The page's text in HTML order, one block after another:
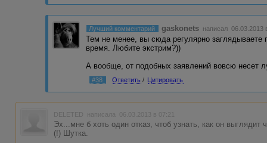
Лучший комментарий gaskonets написал 06.03.2013
Тем не менее, вы сюда регулярно заглядываете
время. Любите экстрим?))
А вообще, от подобных заявлений вовсю несет
#38 Ответить / Цитировать
написала 06.03.2013 в 07:21
Эх...мне б хоть один отказ, чтоб узнать, как он выглядит
(!) Шутка.